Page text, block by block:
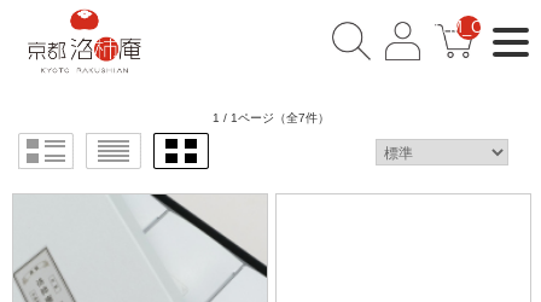
__ITM_CNT__
1 / 1ページ （全7件）